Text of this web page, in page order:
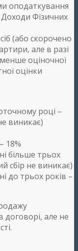
оподаткування
Фізичних
(або скорочено
але в разі
оціночної
оцінки
році –
виникає)
18%
більше трьох
сбір не виникає)
до трьох років –
договорі, але не